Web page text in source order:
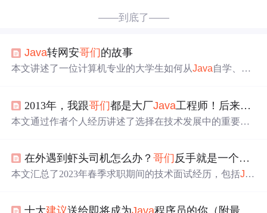
——到底了——
Java转网安哥们的故事
本文讲述了一位计算机专业的大学生如何从Java自学、经
2013年，我跟哥们都是大厂Java工程师！后来，他转行了！现在，他的收入是我的5倍！...
本文通过作者个人经历讲述了选择在技术发展中的重要
势，具有巨大潜力。他 建议后端工程师或新手考虑学习云
原生，特别是Go语言和Kubernetes，并提及阿里巴巴已将
来趋势。
在外遇到虾头司机怎么办？哥们反手就是一个举办！
本文汇总了2023年春季求职期间的技术面试经历，包括Jav
十大建议送给即将成为Java程序员的你（附最新